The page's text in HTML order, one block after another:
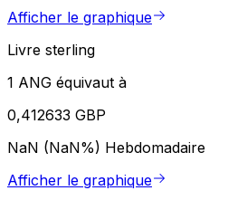
Afficher le graphique
Livre sterling
1 ANG équivaut à
0,412633 GBP
NaN (NaN%) Hebdomadaire
Afficher le graphique